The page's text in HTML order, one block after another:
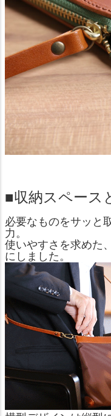
■収納スペース
必要なものをサッと
力。
使いやすさを求めた
にしました。